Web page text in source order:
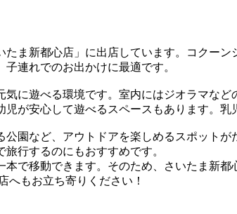
ま新都心店」に出店しています。コクー
連れでのお出かけに最適です。
に遊べる環境です。室内にはジオラマな
が安心して遊べるスペースもあります。
園など、アウトドアを楽しめるスポット
行するのにもおすすめです。
で移動できます。そのため、さいたま新
へもお立ち寄りください！